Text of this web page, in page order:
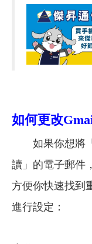
如何更改
如果你想將「
讀」的電子郵件
方便你快速找到
進行設定：